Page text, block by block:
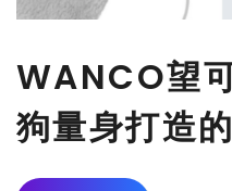
WANCO望
狗量身打造